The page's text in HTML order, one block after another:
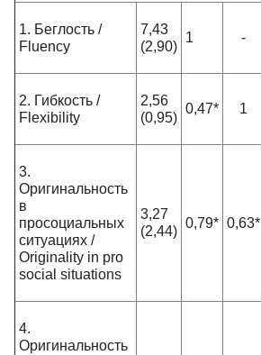
1. Беглость /
Fluency
7,43
(2,90)
1 -
2. Гибкость /
Flexibility
2,56
(0,95)
0,47* 1
3.
Оригинальность
в
просоциальных
ситуациях /
Originality in pro
social situations
3,27
(2,44)
0,79* 0,63*
4.
Оригинальность